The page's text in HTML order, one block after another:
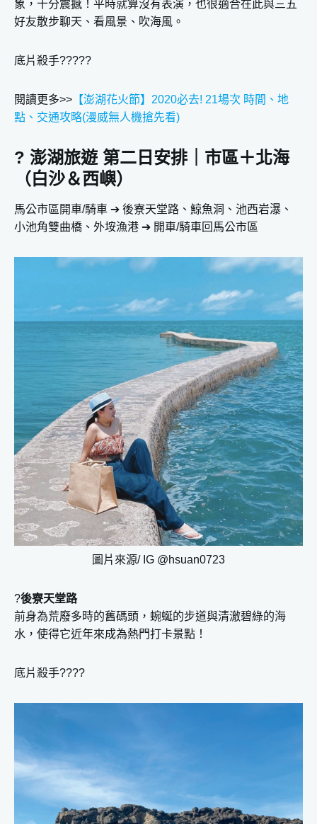
象，十分震撼！平時就算沒有表演，也很適合在此與三五
好友散步聊天、看風景、吹海風。
底片殺手?????
閱讀更多>> 【澎湖花火節】2020必去! 21場次 時間、地
點、交通攻略(漫威無人機搶先看)
? 澎湖旅遊 第二日安排｜市區＋北海
（白沙＆西嶼）
馬公市區開車/騎車 ➔ 後寮天堂路、鯨魚洞、池西岩瀑、
小池角雙曲橋、外垵漁港 ➔ 開車/騎車回馬公市區
圖片來源/ IG @hsuan0723
?後寮天堂路
前身為荒廢多時的舊碼頭，蜿蜒的步道與清澈碧綠的海
水，使得它近年來成為熱門打卡景點！
底片殺手????